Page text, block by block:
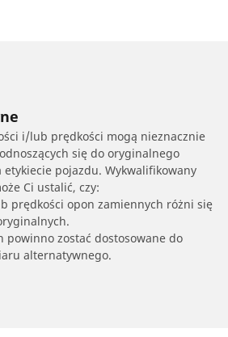
i/lub prędkości mogą nieznacznie
się do oryginalnego
pojazdu. Wykwalifikowany
Ci ustalić, czy:
prędkości opon zamiennych różni się
powinno zostać dostosowane do
alternatywnego.